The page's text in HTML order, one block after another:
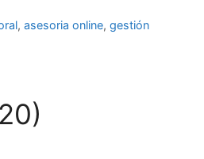
,asesoria online,gestión